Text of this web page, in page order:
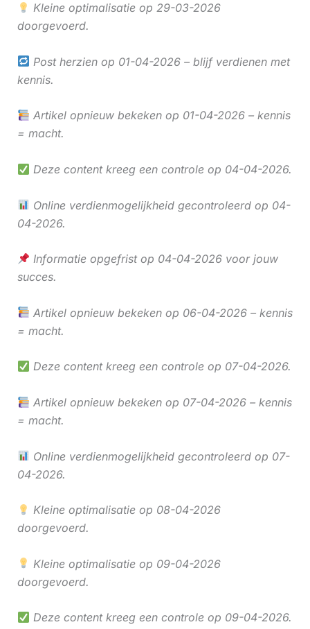
Kleine optimalisatie op 29-03-2026
doorgevoerd.
Post herzien op 01-04-2026 – blijf verdienen met
kennis.
Artikel opnieuw bekeken op 01-04-2026 – kennis
= macht.
Deze content kreeg een controle op 04-04-2026.
Online verdienmogelijkheid gecontroleerd op 04-
04-2026.
Informatie opgefrist op 04-04-2026 voor jouw
succes.
Artikel opnieuw bekeken op 06-04-2026 – kennis
= macht.
Deze content kreeg een controle op 07-04-2026.
Artikel opnieuw bekeken op 07-04-2026 – kennis
= macht.
Online verdienmogelijkheid gecontroleerd op 07-
04-2026.
Kleine optimalisatie op 08-04-2026
doorgevoerd.
Kleine optimalisatie op 09-04-2026
doorgevoerd.
Deze content kreeg een controle op 09-04-2026.